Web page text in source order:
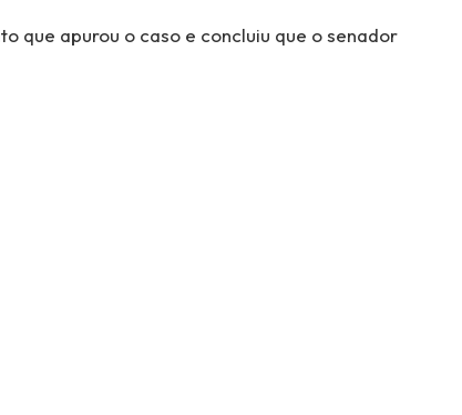
que apurou o caso e concluiu que o senador